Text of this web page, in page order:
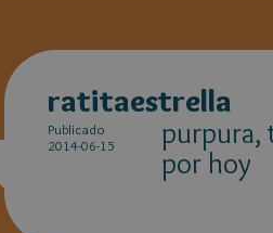
ratitaestrella
Publicado
2014-06-15
purpura,
por hoy